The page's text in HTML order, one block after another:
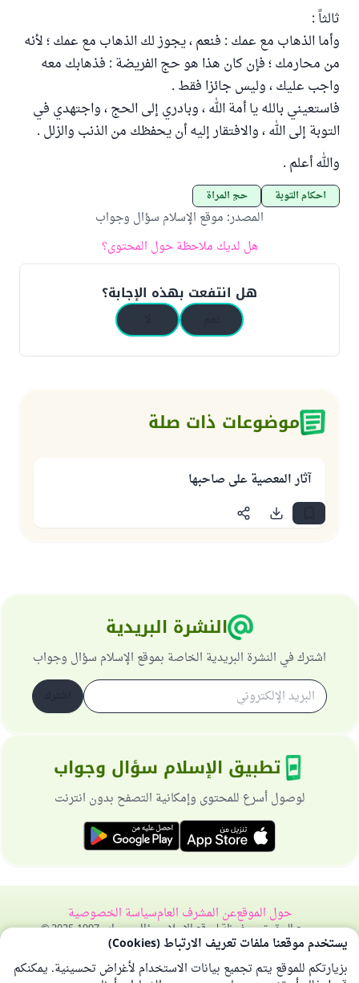
ثالثاً :
وأما الذهاب مع عمك : فنعم ، يجوز لك الذهاب مع عمك ؛ لأنه
من محارمك ؛ فإن كان هذا هو حج الفريضة : فذهابك معه
واجب عليك ، وليس جائزا فقط .
فاستعيني بالله يا أمة الله ، وبادري إلى الحج ، واجتهدي في
التوبة إلى الله ، والافتقار إليه أن يحفظك من الذنب والزلل .
والله أعلم .
أحكام التوبة حج المرأة
المصدر: موقع الإسلام سؤال وجواب
هل لديك ملاحظة حول المحتوى؟
هل انتفعت بهذه الإجابة؟
موضوعات ذات صلة
آثار المعصية على صاحبها
النشرة البريدية
اشترك في النشرة البريدية الخاصة بموقع الإسلام سؤال وجواب
تطبيق الإسلام سؤال وجواب
لوصول أسرع للمحتوى وإمكانية التصفح بدون انترنت
حول الموقععن المشرف العامسياسة الخصوصية
جميع الحقوق محفوظة لموقع الإسلام سؤال وجواب 1997-2025 ©
يستخدم موقعنا ملفات تعريف الارتباط (Cookies)
بزيارتكم للموقع يتم تجميع بيانات الاستخدام لأغراض تحسينية. يمكنكم